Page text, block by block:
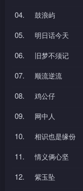
04. 鼓浪屿
05. 明日话今天
06. 旧梦不须记
07. 顺流逆流
08. 鸡公仔
09. 网中人
10. 相识也是缘份
11. 情义俩心坚
12. 紫玉坠